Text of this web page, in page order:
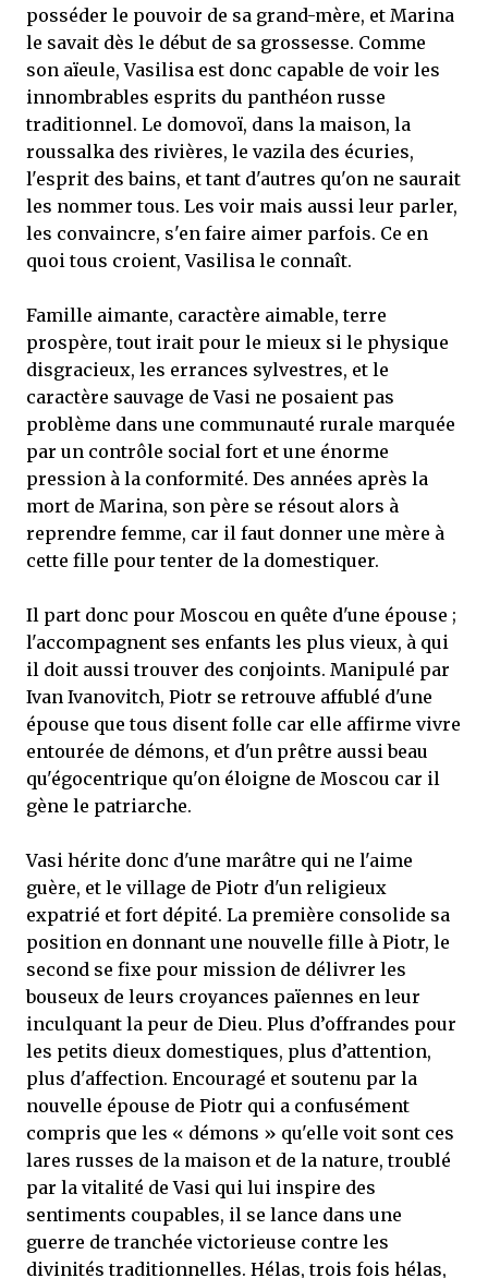
posséder le pouvoir de sa grand-mère, et Marina
le savait dès le début de sa grossesse. Comme
son aïeule, Vasilisa est donc capable de voir les
innombrables esprits du panthéon russe
traditionnel. Le domovoï, dans la maison, la
roussalka des rivières, le vazila des écuries,
l'esprit des bains, et tant d'autres qu'on ne saurait
les nommer tous. Les voir mais aussi leur parler,
les convaincre, s'en faire aimer parfois. Ce en
quoi tous croient, Vasilisa le connaît.
Famille aimante, caractère aimable, terre
prospère, tout irait pour le mieux si le physique
disgracieux, les errances sylvestres, et le
caractère sauvage de Vasi ne posaient pas
problème dans une communauté rurale marquée
par un contrôle social fort et une énorme
pression à la conformité. Des années après la
mort de Marina, son père se résout alors à
reprendre femme, car il faut donner une mère à
cette fille pour tenter de la domestiquer.
Il part donc pour Moscou en quête d'une épouse ;
l'accompagnent ses enfants les plus vieux, à qui
il doit aussi trouver des conjoints. Manipulé par
Ivan Ivanovitch, Piotr se retrouve affublé d'une
épouse que tous disent folle car elle affirme vivre
entourée de démons, et d'un prêtre aussi beau
qu'égocentrique qu'on éloigne de Moscou car il
gène le patriarche.
Vasi hérite donc d'une marâtre qui ne l'aime
guère, et le village de Piotr d'un religieux
expatrié et fort dépité. La première consolide sa
position en donnant une nouvelle fille à Piotr, le
second se fixe pour mission de délivrer les
bouseux de leurs croyances païennes en leur
inculquant la peur de Dieu. Plus d’offrandes pour
les petits dieux domestiques, plus d’attention,
plus d'affection. Encouragé et soutenu par la
nouvelle épouse de Piotr qui a confusément
compris que les « démons » qu'elle voit sont ces
lares russes de la maison et de la nature, troublé
par la vitalité de Vasi qui lui inspire des
sentiments coupables, il se lance dans une
guerre de tranchée victorieuse contre les
divinités traditionnelles. Hélas, trois fois hélas,